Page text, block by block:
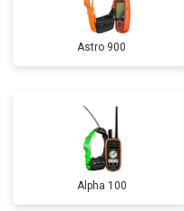
Astro 900
Alpha 100